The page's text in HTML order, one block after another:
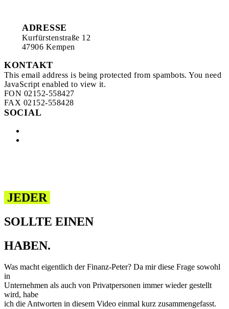
ADRESSE
Kurfürstenstraße 12
47906 Kempen
KONTAKT
This email address is being protected from spambots. You need
JavaScript enabled to view it.
FON 02152-558427
FAX 02152-558428
SOCIAL
JEDER
SOLLTE EINEN
HABEN.
Was macht eigentlich der Finanz-Peter? Da mir diese Frage sowohl
in
Unternehmen als auch von Privatpersonen immer wieder gestellt
wird, habe
ich die Antworten in diesem Video einmal kurz zusammengefasst.